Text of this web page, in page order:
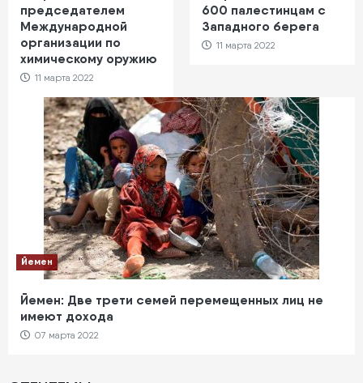
председателем
Международной
организации по
химическому оружию
11 марта 2022
600 палестинцам с
Западного берега
11 марта 2022
Йемен
Йемен: Две трети семей перемещенных лиц не
имеют дохода
07 марта 2022